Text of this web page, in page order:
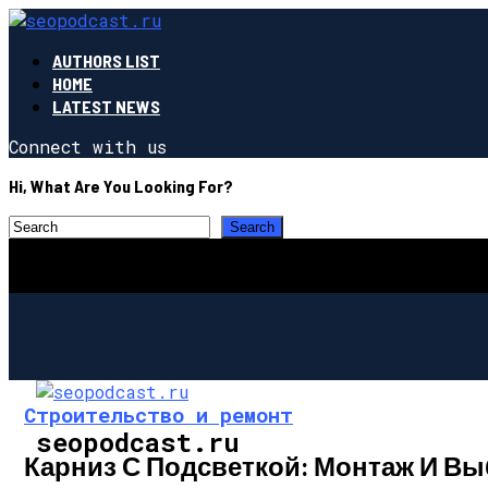
AUTHORS LIST
HOME
LATEST NEWS
Connect with us
Hi, What Are You Looking For?
seopodcast.ru
Строительство и ремонт
Карниз С Подсветкой: Монтаж И